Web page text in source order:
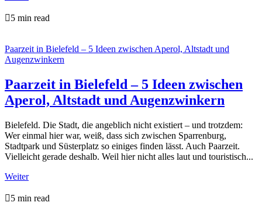
5 min read
Paarzeit in Bielefeld – 5 Ideen zwischen Aperol, Altstadt und
Augenzwinkern
Paarzeit in Bielefeld – 5 Ideen zwischen
Aperol, Altstadt und Augenzwinkern
Bielefeld. Die Stadt, die angeblich nicht existiert – und trotzdem:
Wer einmal hier war, weiß, dass sich zwischen Sparrenburg,
Stadtpark und Süsterplatz so einiges finden lässt. Auch Paarzeit.
Vielleicht gerade deshalb. Weil hier nicht alles laut und touristisch...
Weiter
5 min read